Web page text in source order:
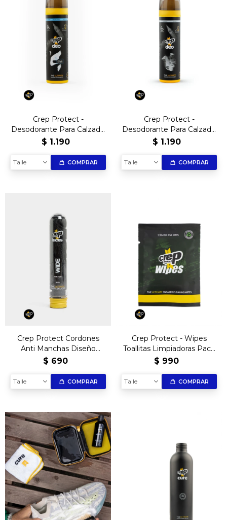
Crep Protect -
Desodorante Para Calzado
Aroma Lino Fresco
$ 1.190
Talle COMPRAR
Crep Protect -
Desodorante Para Calzado
Aroma Vainilla
$ 1.190
Talle COMPRAR
Crep Protect Cordones
Anti Manchas Diseño
Ancho - Negros
$ 690
Talle COMPRAR
Crep Protect - Wipes
Toallitas Limpiadoras Pack
50
$ 990
Talle COMPRAR